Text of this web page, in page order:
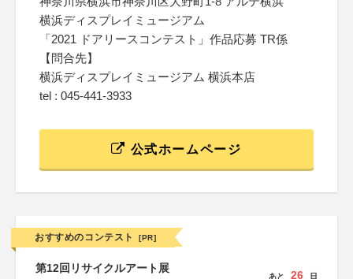
横浜ディスプレイミュージアム
「2021 ドアリースコンテスト」作品応募 TR係
【問合先】
横浜ディスプレイミュージアム 横浜本店
tel : 045-441-3933
公式ホームページ
おすすめのコンテスト [PR]
第12回リサイクルアート展
あと 26 日